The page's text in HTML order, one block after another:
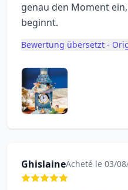
genau den Moment
beginnt.
Bewertung übersetzt -
GhislaineAcheté le 03/